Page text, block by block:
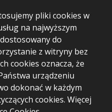
pliki cookies w
na najwyższym
do
z witryny bez
cookies oznacza, że
urządzeniu
dokonać w każdym
cookies. Więcej